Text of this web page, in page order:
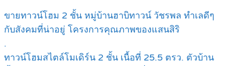
ขายทาวน์โฮม 2 ชั้น หมู่บ้านฮาบิทาวน์ วัชรพล ทำเลดีๆ
กับสังคมที่น่าอยู่ โครงการคุณภาพของแสนสิริ
.
ทาวน์โฮมสไตล์โมเดิร์น 2 ชั้น เนื้อที่ 25.5 ตรว. ตัวบ้าน